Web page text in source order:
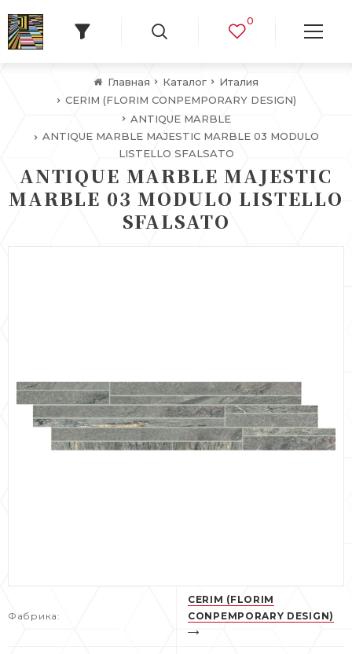
0
Главная Каталог
Италия
CERIM (FLORIM CONPEMPORARY DESIGN)
ANTIQUE MARBLE
ANTIQUE MARBLE MAJESTIC MARBLE 03 MODULO
LISTELLO SFALSATO
ANTIQUE MARBLE MAJESTIC
MARBLE 03 MODULO LISTELLO
SFALSATO
Фабрика:
CERIM (FLORIM
CONPEMPORARY DESIGN)